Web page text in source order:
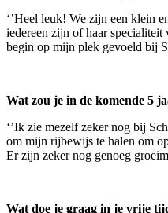
‘’Heel leuk! We zijn een klein
iedereen zijn of haar
begin op mijn plek gevoeld bij
Wat zou je in de komende 5
‘’Ik zie mezelf zeker nog bij
om mijn rijbewijs te halen om
Er zijn zeker nog genoeg
Wat doe je graag in je vrije